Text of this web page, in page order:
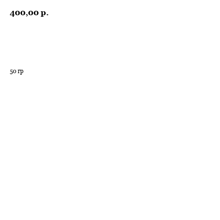
400,00 р.
50 гр